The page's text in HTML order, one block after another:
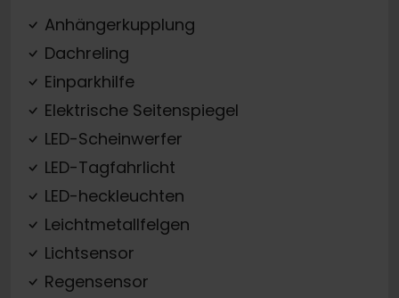
Anhängerkupplung
Dachreling
Einparkhilfe
Elektrische Seitenspiegel
LED-Scheinwerfer
LED-Tagfahrlicht
LED-heckleuchten
Leichtmetallfelgen
Lichtsensor
Regensensor